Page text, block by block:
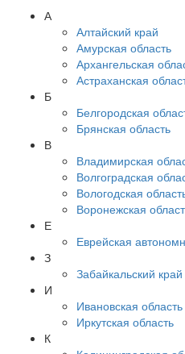
А
Алтайский край
Амурская область
Архангельская
Астраханская
Б
Белгородская
Брянская область
В
Владимирская
Волгоградская
Вологодская
Воронежская
Е
Еврейская
З
Забайкальский край
И
Ивановская область
Иркутская область
К